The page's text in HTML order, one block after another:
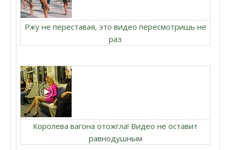
Ржу не переставая, это видео пересмотришь не
раз
Королева вагона отожгла! Видео не оставит
равнодушным